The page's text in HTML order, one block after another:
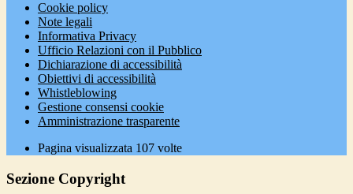
Cookie policy
Note legali
Informativa Privacy
Ufficio Relazioni con il Pubblico
Dichiarazione di accessibilità
Obiettivi di accessibilità
Whistleblowing
Gestione consensi cookie
Amministrazione trasparente
Pagina visualizzata 107 volte
Sezione Copyright